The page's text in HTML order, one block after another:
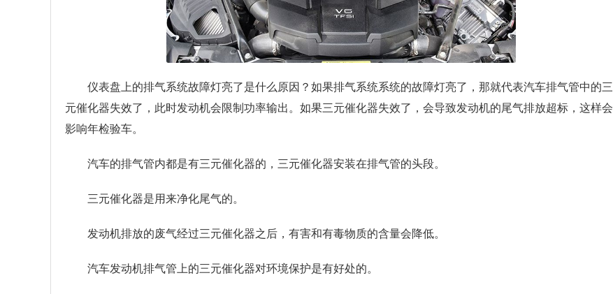
仪表盘上的排气系统故障灯亮了是什么原因？ 如果排气系统系统的故障灯亮了，那就代表汽车排气管中的三
元催化器失效了，此时发动机会限制功率输出。如果三元催化器失效了，会导致发动机的尾气排放超标，这样会
影响年检验车。
汽车的排气管内都是有三元催化器的，三元催化器安装在排气管的头段。
三元催化器是用来净化尾气的。
发动机排放的废气经过三元催化器之后，有害和有毒物质的含量会降低。
汽车发动机排气管上的三元催化器对环境保护是有好处的。